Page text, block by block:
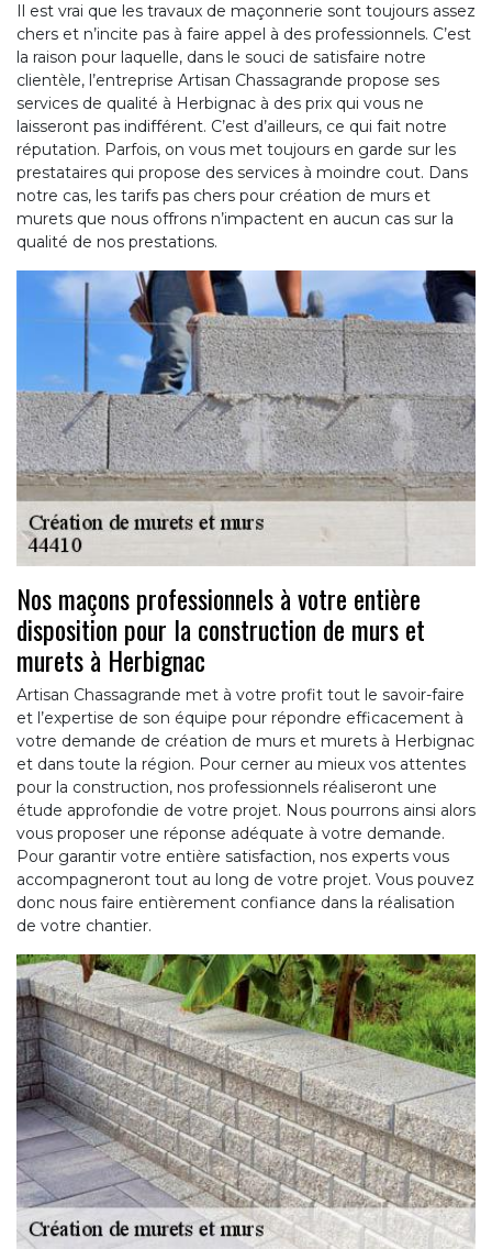
Il est vrai que les travaux de maçonnerie sont toujours assez
chers et n’incite pas à faire appel à des professionnels. C’est
la raison pour laquelle, dans le souci de satisfaire notre
clientèle, l’entreprise Artisan Chassagrande propose ses
services de qualité à Herbignac à des prix qui vous ne
laisseront pas indifférent. C’est d’ailleurs, ce qui fait notre
réputation. Parfois, on vous met toujours en garde sur les
prestataires qui propose des services à moindre cout. Dans
notre cas, les tarifs pas chers pour création de murs et
murets que nous offrons n’impactent en aucun cas sur la
qualité de nos prestations.
Nos maçons professionnels à votre entière
disposition pour la construction de murs et
murets à Herbignac
Artisan Chassagrande met à votre profit tout le savoir-faire
et l’expertise de son équipe pour répondre efficacement à
votre demande de création de murs et murets à Herbignac
et dans toute la région. Pour cerner au mieux vos attentes
pour la construction, nos professionnels réaliseront une
étude approfondie de votre projet. Nous pourrons ainsi alors
vous proposer une réponse adéquate à votre demande.
Pour garantir votre entière satisfaction, nos experts vous
accompagneront tout au long de votre projet. Vous pouvez
donc nous faire entièrement confiance dans la réalisation
de votre chantier.